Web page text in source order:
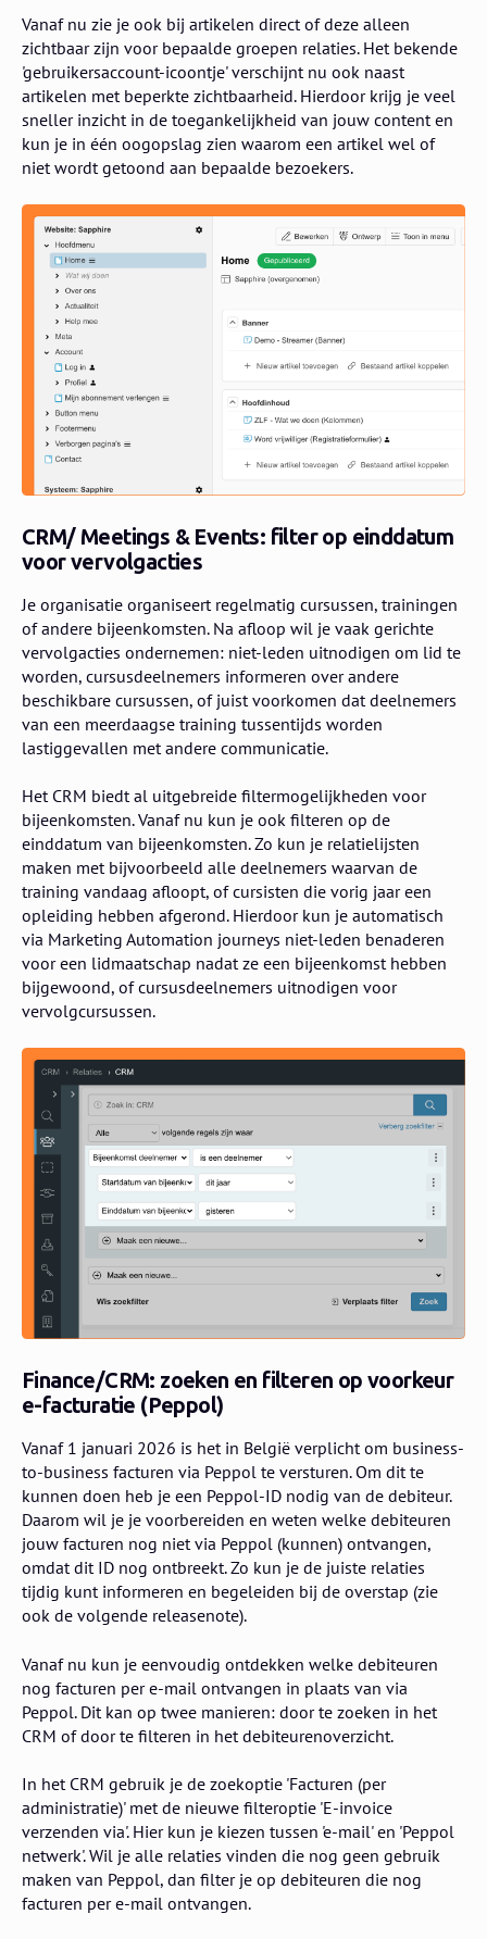
Vanaf nu zie je ook bij artikelen direct of deze alleen
zichtbaar zijn voor bepaalde groepen relaties. Het bekende
'gebruikersaccount-icoontje' verschijnt nu ook naast
artikelen met beperkte zichtbaarheid. Hierdoor krijg je veel
sneller inzicht in de toegankelijkheid van jouw content en
kun je in één oogopslag zien waarom een artikel wel of
niet wordt getoond aan bepaalde bezoekers.
CRM/ Meetings & Events: filter op einddatum
voor vervolgacties
Je organisatie organiseert regelmatig cursussen, trainingen
of andere bijeenkomsten. Na afloop wil je vaak gerichte
vervolgacties ondernemen: niet-leden uitnodigen om lid te
worden, cursusdeelnemers informeren over andere
beschikbare cursussen, of juist voorkomen dat deelnemers
van een meerdaagse training tussentijds worden
lastiggevallen met andere communicatie.
Het CRM biedt al uitgebreide filtermogelijkheden voor
bijeenkomsten. Vanaf nu kun je ook filteren op de
einddatum van bijeenkomsten. Zo kun je relatielijsten
maken met bijvoorbeeld alle deelnemers waarvan de
training vandaag afloopt, of cursisten die vorig jaar een
opleiding hebben afgerond. Hierdoor kun je automatisch
via Marketing Automation journeys niet-leden benaderen
voor een lidmaatschap nadat ze een bijeenkomst hebben
bijgewoond, of cursusdeelnemers uitnodigen voor
vervolgcursussen.
Finance/CRM: zoeken en filteren op voorkeur
e-facturatie (Peppol)
Vanaf 1 januari 2026 is het in België verplicht om business-
to-business facturen via Peppol te versturen. Om dit te
kunnen doen heb je een Peppol-ID nodig van de debiteur.
Daarom wil je je voorbereiden en weten welke debiteuren
jouw facturen nog niet via Peppol (kunnen) ontvangen,
omdat dit ID nog ontbreekt. Zo kun je de juiste relaties
tijdig kunt informeren en begeleiden bij de overstap (zie
ook de volgende releasenote).
Vanaf nu kun je eenvoudig ontdekken welke debiteuren
nog facturen per e-mail ontvangen in plaats van via
Peppol. Dit kan op twee manieren: door te zoeken in het
CRM of door te filteren in het debiteurenoverzicht.
In het CRM gebruik je de zoekoptie 'Facturen (per
administratie)' met de nieuwe filteroptie 'E-invoice
verzenden via'. Hier kun je kiezen tussen 'e-mail' en 'Peppol
netwerk'. Wil je alle relaties vinden die nog geen gebruik
maken van Peppol, dan filter je op debiteuren die nog
facturen per e-mail ontvangen.